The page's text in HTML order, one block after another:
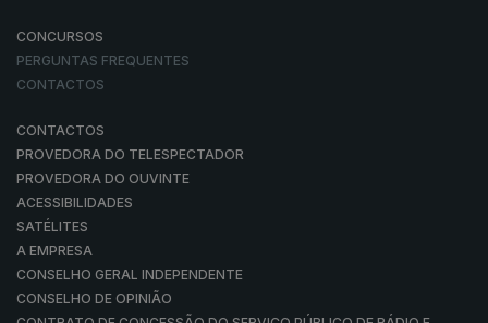
CONCURSOS
PERGUNTAS FREQUENTES
CONTACTOS
CONTACTOS
PROVEDORA DO TELESPECTADOR
PROVEDORA DO OUVINTE
ACESSIBILIDADES
SATÉLITES
A EMPRESA
CONSELHO GERAL INDEPENDENTE
CONSELHO DE OPINIÃO